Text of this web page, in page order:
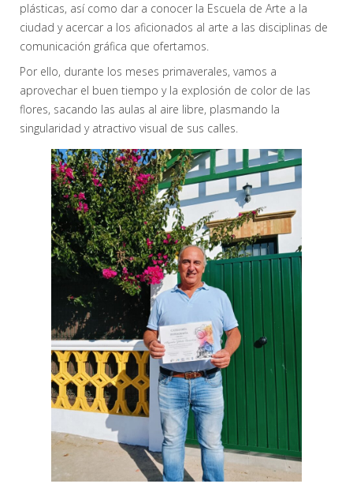
plásticas, así como dar a conocer la Escuela de Arte a la
ciudad y acercar a los aficionados al arte a las disciplinas de
comunicación gráfica que ofertamos.
Por ello, durante los meses primaverales, vamos a
aprovechar el buen tiempo y la explosión de color de las
flores, sacando las aulas al aire libre, plasmando la
singularidad y atractivo visual de sus calles.